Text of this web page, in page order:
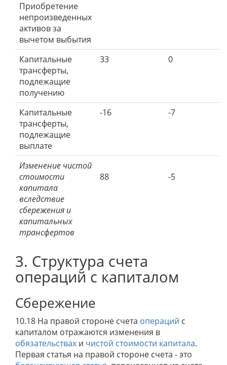
Приобретение
непроизведенных
активов за
вычетом выбытия
Капитальные
трансферты,
подлежащие
получению
33 0
Капитальные
трансферты,
подлежащие
выплате
-16 -7
Изменение чистой
стоимости
капитала
вследствие
сбережения и
капитальных
трансфертов
88 -5
3. Структура счета
операций с капиталом
Сбережение
10.18 На правой стороне счета операций с
капиталом отражаются изменения в
обязательствах и чистой стоимости капитала.
Первая статья на правой стороне счета - это